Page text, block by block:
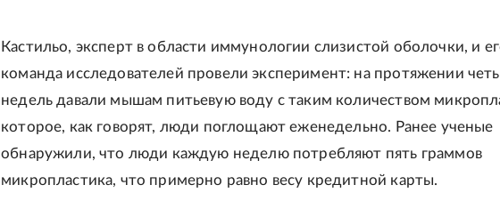
Кастильо, эксперт в области иммунологии слизистой оболочки, и
команда исследователей провели эксперимент: на протяжении
недель давали мышам питьевую воду с таким количеством
которое, как говорят, люди поглощают еженедельно. Ранее ученые
обнаружили, что люди каждую неделю потребляют пять граммов
микропластика, что примерно равно весу кредитной карты.